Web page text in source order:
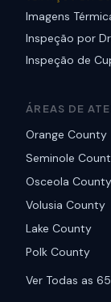
Imagens
Inspeção por
Inspeção de
ÁREAS DE
Orange County
Seminole
Osceola County
Volusia County
Lake County
Polk County
Ver Todas as